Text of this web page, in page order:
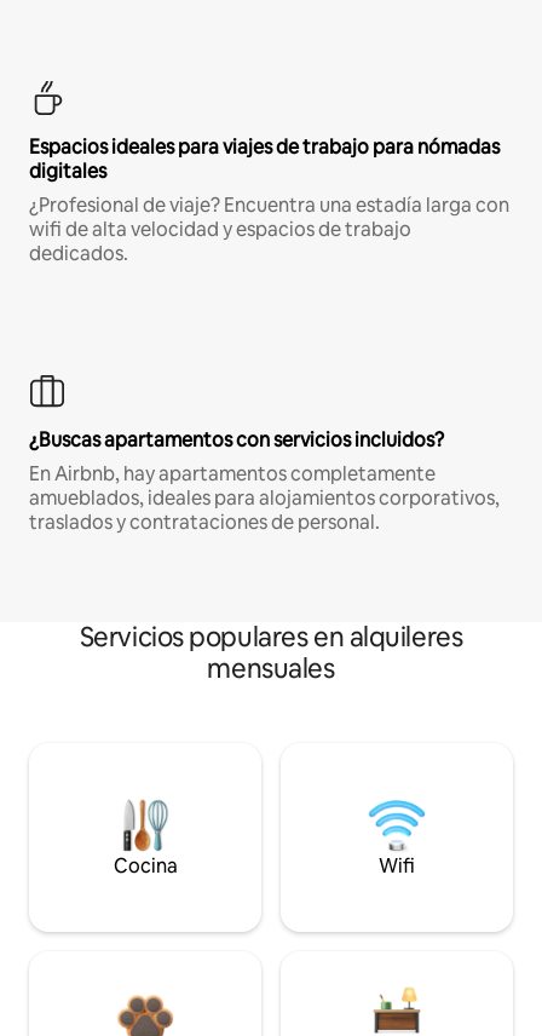
Espacios ideales para viajes de trabajo para nómadas
digitales
¿Profesional de viaje? Encuentra una estadía larga con
wifi de alta velocidad y espacios de trabajo
dedicados.
¿Buscas apartamentos con servicios incluidos?
En Airbnb, hay apartamentos completamente
amueblados, ideales para alojamientos corporativos,
traslados y contrataciones de personal.
Servicios populares en alquileres
mensuales
Cocina Wifi